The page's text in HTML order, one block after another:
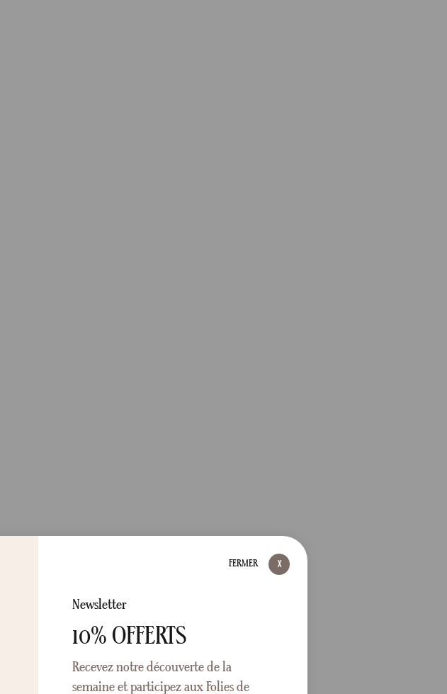
FERMER
Newsletter
10% OFFERTS
Recevez notre découverte de la
semaine et participez aux Folies de